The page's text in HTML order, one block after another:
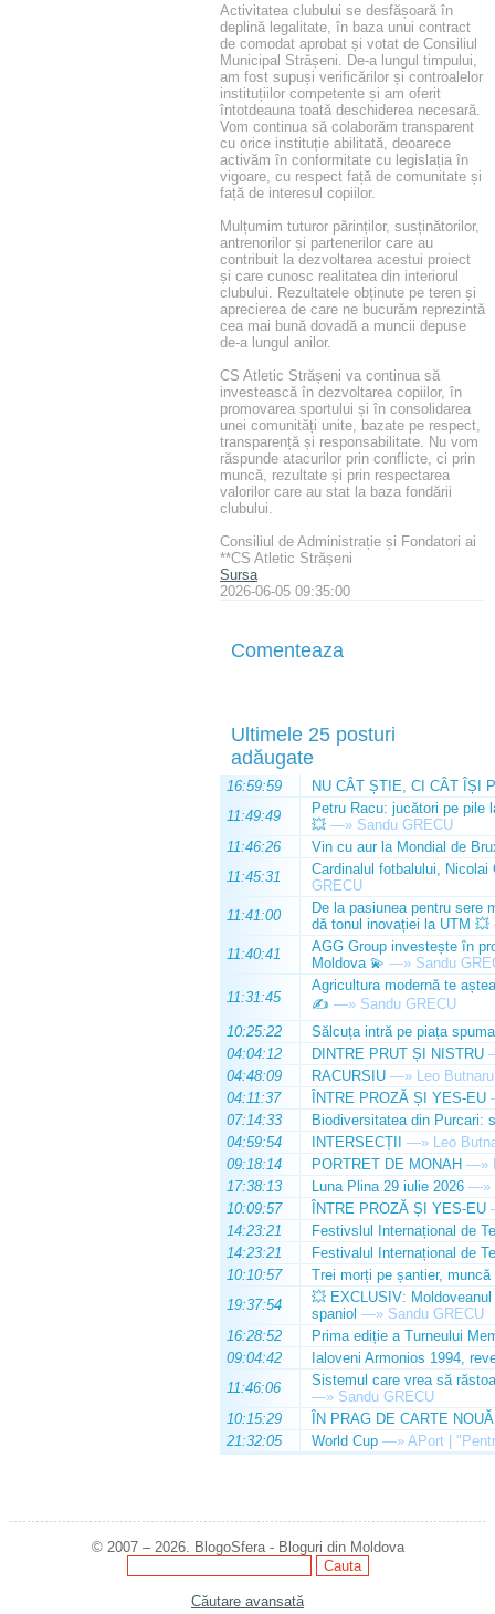
Activitatea clubului se desfășoară în
deplină legalitate, în baza unui contract
de comodat aprobat și votat de Consiliul
Municipal Strășeni. De-a lungul timpului,
am fost supuși verificărilor și controalelor
instituțiilor competente și am oferit
întotdeauna toată deschiderea necesară.
Vom continua să colaborăm transparent
cu orice instituție abilitată, deoarece
activăm în conformitate cu legislația în
vigoare, cu respect față de comunitate și
față de interesul copiilor.
Mulțumim tuturor părinților, susținătorilor,
antrenorilor și partenerilor care au
contribuit la dezvoltarea acestui proiect
și care cunosc realitatea din interiorul
clubului. Rezultatele obținute pe teren și
aprecierea de care ne bucurăm reprezintă
cea mai bună dovadă a muncii depuse
de-a lungul anilor.
CS Atletic Strășeni va continua să
investească în dezvoltarea copiilor, în
promovarea sportului și în consolidarea
unei comunități unite, bazate pe respect,
transparență și responsabilitate. Nu vom
răspunde atacurilor prin conflicte, ci prin
muncă, rezultate și prin respectarea
valorilor care au stat la baza fondării
clubului.
Consiliul de Administrație și Fondatori ai
**CS Atletic Strășeni
Sursa
2026-06-05 09:35:00
Comenteaza
Ultimele 25 posturi
adăugate
16:59:59
NU CÂT ȘTIE, CI CÂT ÎȘI
11:49:49
Petru Racu: jucători pe pile
💥 —» Sandu GRECU
11:46:26
Vin cu aur la Mondial de
11:45:31
Cardinalul fotbalului,
GRECU
11:41:00
De la pasiunea pentru sere
dă tonul inovației la UTM 💥
11:40:41
AGG Group investește în
Moldova 💫 —» Sandu
11:31:45
Agricultura modernă te
✍️ —» Sandu GRECU
10:25:22
Sălcuța intră pe piața
04:04:12
DINTRE PRUT ȘI NISTRU
04:48:09
RACURSIU —» Leo Butnaru
04:11:37
ÎNTRE PROZĂ ȘI YES-EU
07:14:33
Biodiversitatea din Purcari:
04:59:54
INTERSECȚII —» Leo
09:18:14
PORTRET DE MONAH —»
17:38:13
Luna Plina 29 iulie 2026 —»
10:09:57
ÎNTRE PROZĂ ȘI YES-EU
14:23:21
Festivslul Internațional de
14:23:21
Festivalul Internațional de
10:10:57
Trei morți pe șantier, muncă
19:37:54
💥 EXCLUSIV:
spaniol —» Sandu GRECU
16:28:52
Prima ediție a Turneului
09:04:42
Ialoveni Armonios 1994,
11:46:06
Sistemul care vrea să
—» Sandu GRECU
10:15:29
ÎN PRAG DE CARTE NOUĂ
21:32:05
World Cup —» APort |
© 2007 – 2026. BlogoSfera - Bloguri din Moldova
Căutare avansată